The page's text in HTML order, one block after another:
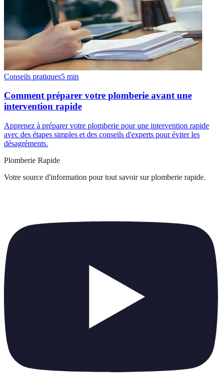
Conseils pratiques5 min
Comment préparer votre plomberie avant une
intervention rapide
Apprenez à préparer votre plomberie pour une intervention rapide
avec des étapes simples et des conseils d'experts pour éviter les
désagréments.
Plomberie Rapide
Votre source d'information pour tout savoir sur plomberie rapide.